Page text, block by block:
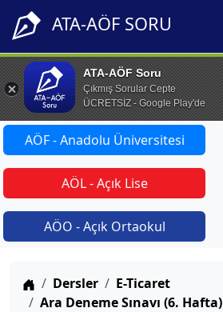
ATA-AÖF SORU
ATA-AÖF Soru
Çıkmış Sorular Cepte
ÜCRETSİZ - Google Play'de
AÖF - Anadolu Üniversitesi
AÖL - Açık Lise
AÖO - Açık Ortaokul
Anasayfa
Dersler
E-Ticaret
Ara Deneme Sınavı (6. Hafta)